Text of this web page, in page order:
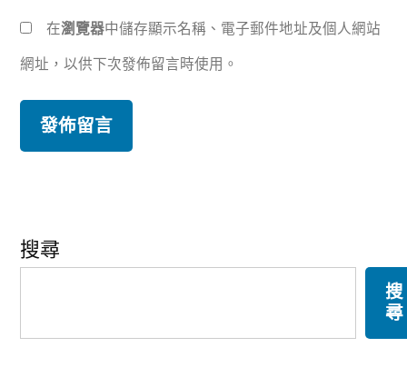
在瀏覽器中儲存顯示名稱、電子郵件地址及個人網站
網址，以供下次發佈留言時使用。
搜尋
搜
尋